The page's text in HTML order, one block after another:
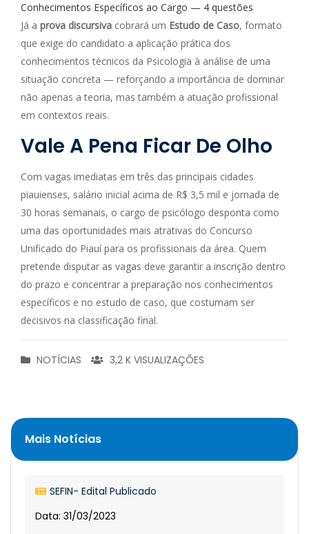
Conhecimentos Específicos ao Cargo — 4 questões
Já a prova discursiva cobrará um Estudo de Caso, formato
que exige do candidato a aplicação prática dos
conhecimentos técnicos da Psicologia à análise de uma
situação concreta — reforçando a importância de dominar
não apenas a teoria, mas também a atuação profissional
em contextos reais.
Vale A Pena Ficar De Olho
Com vagas imediatas em três das principais cidades
piauienses, salário inicial acima de R$ 3,5 mil e jornada de
30 horas semanais, o cargo de psicólogo desponta como
uma das oportunidades mais atrativas do Concurso
Unificado do Piauí para os profissionais da área. Quem
pretende disputar as vagas deve garantir a inscrição dentro
do prazo e concentrar a preparação nos conhecimentos
específicos e no estudo de caso, que costumam ser
decisivos na classificação final.
NOTÍCIAS 3,2 K VISUALIZAÇÕES
Mais Notícias
SEFIN- Edital Publicado
Data: 31/03/2023